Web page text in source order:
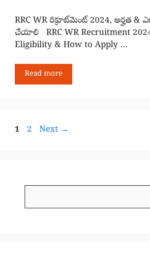
RRC WR రిక్రూట్‌మెంట్ 2024, అర్హత &
చేయాలి RRC WR Recruitment
Eligibility & How to Apply …
Read more
Page
1 Page
2 Next →